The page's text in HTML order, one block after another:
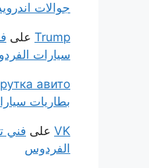
جوالات
Trump على
سيارات
авито
بطاريات
VK على فني
الفردوس